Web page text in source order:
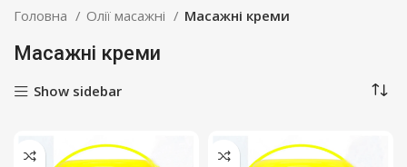
Головна Олії масажні Масажні креми
Масажні креми
Show sidebar